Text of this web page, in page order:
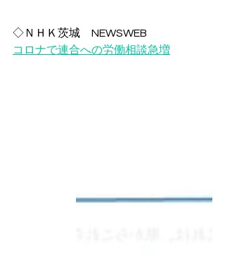
◇ＮＨＫ茨城　NEWSWEB
コロナで連合への労働相談急増